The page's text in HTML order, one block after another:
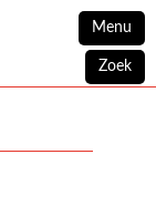
Menu
Zoek